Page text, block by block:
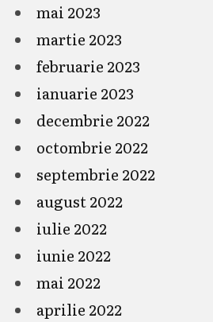
mai 2023
martie 2023
februarie 2023
ianuarie 2023
decembrie 2022
octombrie 2022
septembrie 2022
august 2022
iulie 2022
iunie 2022
mai 2022
aprilie 2022